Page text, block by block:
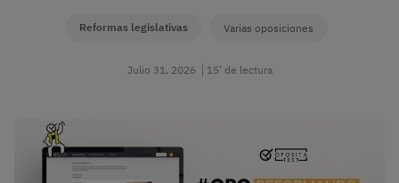
Reformas legislativas Varias oposiciones
Julio 31, 2026 15’ de lectura